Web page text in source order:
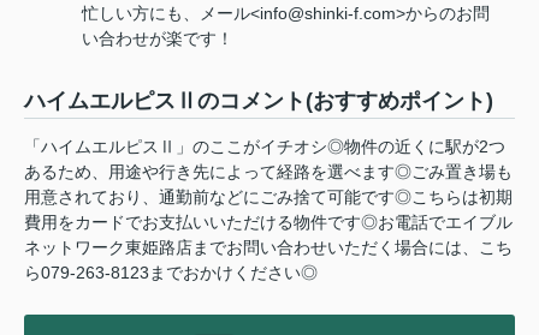
忙しい方にも、メール<info@shinki-f.com>からのお問
い合わせが楽です！
ハイムエルピスⅡのコメント(おすすめポイント)
「ハイムエルピスⅡ」のここがイチオシ◎物件の近くに駅が2つ
あるため、用途や行き先によって経路を選べます◎ごみ置き場も
用意されており、通勤前などにごみ捨て可能です◎こちらは初期
費用をカードでお支払いいただける物件です◎お電話でエイブル
ネットワーク東姫路店までお問い合わせいただく場合には、こち
ら079-263-8123までおかけください◎